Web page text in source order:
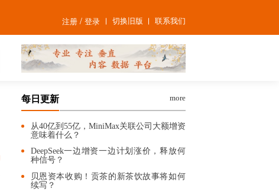
联系我们
切换旧版
注册 /登录
每日更新 more
从40亿到55亿，MiniMax关联公司大额增资
意味着什么？
DeepSeek一边增资一边计划涨价，释放何
种信号？
贝恩资本收购！贡茶的新茶饮故事将如何
续写？